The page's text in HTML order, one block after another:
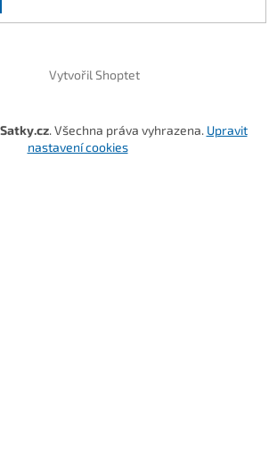
Vytvořil Shoptet
. Všechna práva vyhrazena. Upravit
nastavení cookies